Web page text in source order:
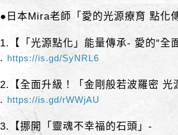
●日本Mira老師「愛的光源療育 點化
1.【「光源點化」能量傳承- 愛的“全
. https://is.gd/SyNRL6
2.【全面升級！「金剛般若波羅密 光
. https://is.gd/rWWjAU
3.【挪開「靈魂不幸福的石頭」-